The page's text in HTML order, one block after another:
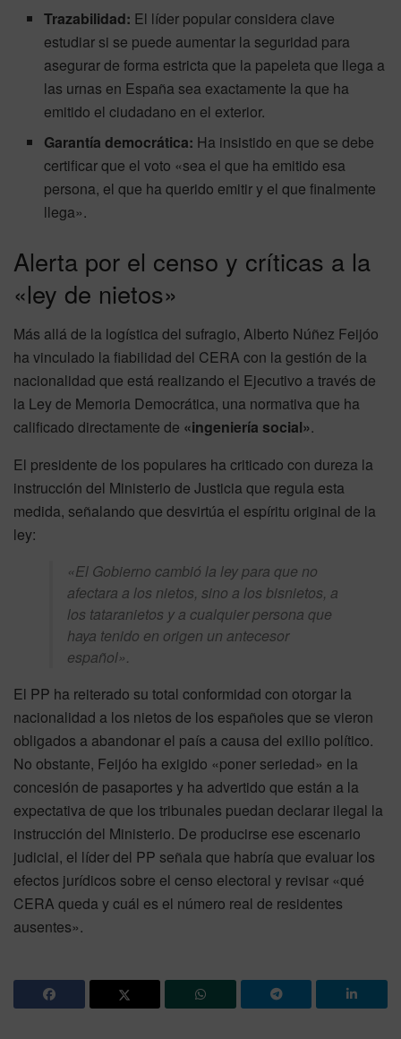
Trazabilidad: El líder popular considera clave
estudiar si se puede aumentar la seguridad para
asegurar de forma estricta que la papeleta que llega a
las urnas en España sea exactamente la que ha
emitido el ciudadano en el exterior.
Garantía democrática: Ha insistido en que se debe
certificar que el voto «sea el que ha emitido esa
persona, el que ha querido emitir y el que finalmente
llega».
Alerta por el censo y críticas a la
«ley de nietos»
Más allá de la logística del sufragio, Alberto Núñez Feijóo
ha vinculado la fiabilidad del CERA con la gestión de la
nacionalidad que está realizando el Ejecutivo a través de
la Ley de Memoria Democrática, una normativa que ha
calificado directamente de «ingeniería social».
El presidente de los populares ha criticado con dureza la
instrucción del Ministerio de Justicia que regula esta
medida, señalando que desvirtúa el espíritu original de la
ley:
«El Gobierno cambió la ley para que no
afectara a los nietos, sino a los bisnietos, a
los tataranietos y a cualquier persona que
haya tenido en origen un antecesor
español».
El PP ha reiterado su total conformidad con otorgar la
nacionalidad a los nietos de los españoles que se vieron
obligados a abandonar el país a causa del exilio político.
No obstante, Feijóo ha exigido «poner seriedad» en la
concesión de pasaportes y ha advertido que están a la
expectativa de que los tribunales puedan declarar ilegal la
instrucción del Ministerio. De producirse ese escenario
judicial, el líder del PP señala que habría que evaluar los
efectos jurídicos sobre el censo electoral y revisar «qué
CERA queda y cuál es el número real de residentes
ausentes».